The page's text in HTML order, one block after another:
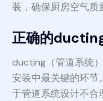
装，确保厨房空气质
正确的
ducting（管道系统
安装中最关键的环节
于管道系统设计不合